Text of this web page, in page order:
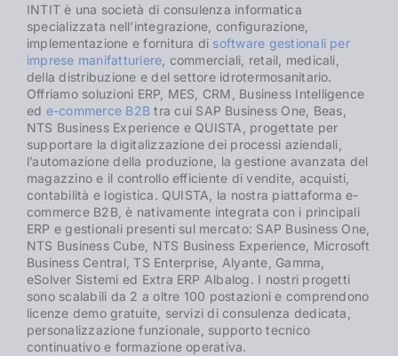
INTIT è una società di consulenza informatica
specializzata nell’integrazione, configurazione,
implementazione e fornitura di software gestionali per
imprese manifatturiere , commerciali, retail, medicali,
della distribuzione e del settore idrotermosanitario.
Offriamo soluzioni ERP, MES, CRM, Business Intelligence
ed e-commerce B2B tra cui SAP Business One, Beas,
NTS Business Experience e QUISTA, progettate per
supportare la digitalizzazione dei processi aziendali,
l’automazione della produzione, la gestione avanzata del
magazzino e il controllo efficiente di vendite, acquisti,
contabilità e logistica. QUISTA, la nostra piattaforma e-
commerce B2B, è nativamente integrata con i principali
ERP e gestionali presenti sul mercato: SAP Business One,
NTS Business Cube, NTS Business Experience, Microsoft
Business Central, TS Enterprise, Alyante, Gamma,
eSolver Sistemi ed Extra ERP Albalog. I nostri progetti
sono scalabili da 2 a oltre 100 postazioni e comprendono
licenze demo gratuite, servizi di consulenza dedicata,
personalizzazione funzionale, supporto tecnico
continuativo e formazione operativa.